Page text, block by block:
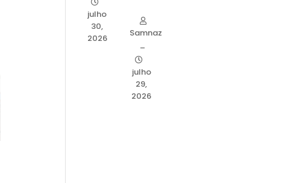
julho
30,
2026
Samnaz
–
julho
29,
2026